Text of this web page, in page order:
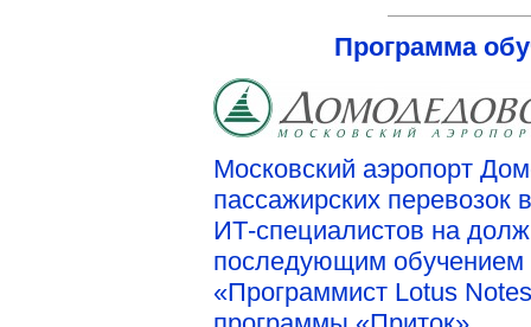
Программа
Московский аэропорт
пассажирских
ИТ-специалистов на
последующим обучением
«Программист Lotus